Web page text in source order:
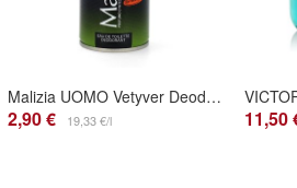
Malizia UOMO Vetyver Deodorant Bodyspray 150 ml
2,90 € 19,33 €/l 11,50